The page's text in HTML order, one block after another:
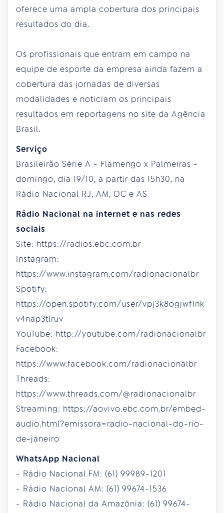
oferece uma ampla cobertura dos principais
resultados do dia.
Os profissionais que entram em campo na
equipe de esporte da empresa ainda fazem a
cobertura das jornadas de diversas
modalidades e noticiam os principais
resultados em reportagens no site da Agência
Brasil.
Serviço
Brasileirão Série A - Flamengo x Palmeiras -
domingo, dia 19/10, a partir das 15h30, na
Rádio Nacional RJ, AM, OC e AS
Rádio Nacional na internet e nas redes
sociais
Site: https://radios.ebc.com.br
Instagram:
https://www.instagram.com/radionacionalbr
Spotify:
https://open.spotify.com/user/vpj3k8ogjwf1nk
v4nap3tlruv
YouTube: http://youtube.com/radionacionalbr
Facebook:
https://www.facebook.com/radionacionalbr
Threads:
https://www.threads.com/@radionacionalbr
Streaming: https://aovivo.ebc.com.br/embed-
audio.html?emissora=radio-nacional-do-rio-
de-janeiro
WhatsApp Nacional
- Rádio Nacional FM: (61) 99989-1201
- Rádio Nacional AM: (61) 99674-1536
- Rádio Nacional da Amazônia: (61) 99674-